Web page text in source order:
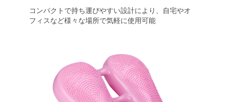
コンパクトで持ち運びやすい設計により、自宅やオ
フィスなど様々な場所で気軽に使用可能